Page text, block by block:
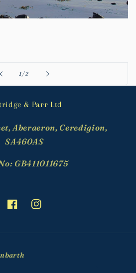
1/
o 2
& Parr Ltd
Aberaeron, Ceredigion,
SA460AS
GB411011675
FacebookInstagram